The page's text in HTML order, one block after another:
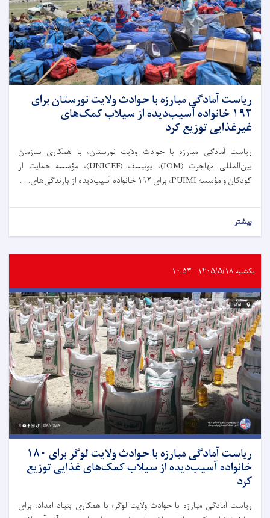
ریاست آمادگی مبارزه با حوادث ولایت نورستان برای
۱۹۲ خانواده آسیب‌دیده از سیلاب کمک‌های
غیرغذایی توزیع کرد
ریاست آمادگی مبارزه با حوادث ولایت نورستان، با همکاری سازمان
بین‌المللی مهاجرت (IOM)، یونیسف (UNICEF)، مؤسسه حمایت از
کودکان و مؤسسه PUIMI، برای ۱۹۲ خانواده آسیب‌دیده از بارندگی‌های. . .
بیشتر
یکشنبه ۱۴۰۵/۵/۱۸ - ۱۰:۵۳
ریاست آمادگی مبارزه با حوادث ولایت لوگر برای ۱۸۰
خانواده آسیب‌دیده از سیلاب کمک‌های غذایی توزیع
کرد
ریاست آمادگی مبارزه با حوادث ولایت لوگر، با همکاری بنیاد امداد، برای